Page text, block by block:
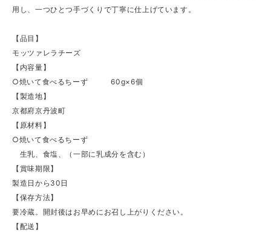
用し、一つひとつ手づくりで丁寧に仕上げています。
【品目】
モッツァレラチーズ
【内容量】
○焼いて食べるちーず 60g×6個
【製造地】
京都府京丹波町
【原材料】
○焼いて食べるちーず
生乳、食塩、（一部に乳成分を含む）
【賞味期限】
製造日から30日
【保存方法】
要冷蔵。開封後はお早めにお召し上がりください。
【配送】